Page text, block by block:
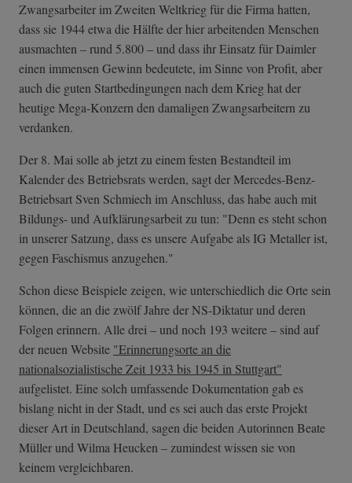
Zwangsarbeiter im Zweiten Weltkrieg für die Firma hatten,
dass sie 1944 etwa die Hälfte der hier arbeitenden Menschen
ausmachten – rund 5.800 – und dass ihr Einsatz für Daimler
einen immensen Gewinn bedeutete, im Sinne von Profit, aber
auch die guten Startbedingungen nach dem Krieg hat der
heutige Mega-Konzern den damaligen Zwangsarbeitern zu
verdanken.
Der 8. Mai solle ab jetzt zu einem festen Bestandteil im
Kalender des Betriebsrats werden, sagt der Mercedes-Benz-
Betriebsart Sven Schmiech im Anschluss, das habe auch mit
Bildungs- und Aufklärungsarbeit zu tun: "Denn es steht schon
in unserer Satzung, dass es unsere Aufgabe als IG Metaller ist,
gegen Faschismus anzugehen."
Schon diese Beispiele zeigen, wie unterschiedlich die Orte sein
können, die an die zwölf Jahre der NS-Diktatur und deren
Folgen erinnern. Alle drei – und noch 193 weitere – sind auf
der neuen Website "Erinnerungsorte an die
nationalsozialistische Zeit 1933 bis 1945 in Stuttgart"
aufgelistet. Eine solch umfassende Dokumentation gab es
bislang nicht in der Stadt, und es sei auch das erste Projekt
dieser Art in Deutschland, sagen die beiden Autorinnen Beate
Müller und Wilma Heucken – zumindest wissen sie von
keinem vergleichbaren.